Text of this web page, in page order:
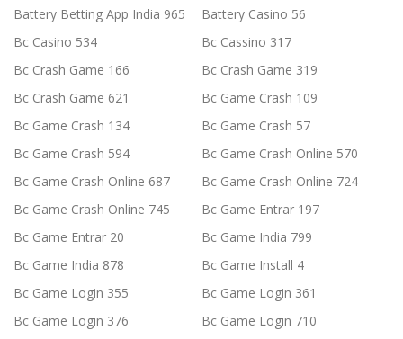
Battery Betting App India 965
Battery Casino 56
Bc Casino 534
Bc Cassino 317
Bc Crash Game 166
Bc Crash Game 319
Bc Crash Game 621
Bc Game Crash 109
Bc Game Crash 134
Bc Game Crash 57
Bc Game Crash 594
Bc Game Crash Online 570
Bc Game Crash Online 687
Bc Game Crash Online 724
Bc Game Crash Online 745
Bc Game Entrar 197
Bc Game Entrar 20
Bc Game India 799
Bc Game India 878
Bc Game Install 4
Bc Game Login 355
Bc Game Login 361
Bc Game Login 376
Bc Game Login 710